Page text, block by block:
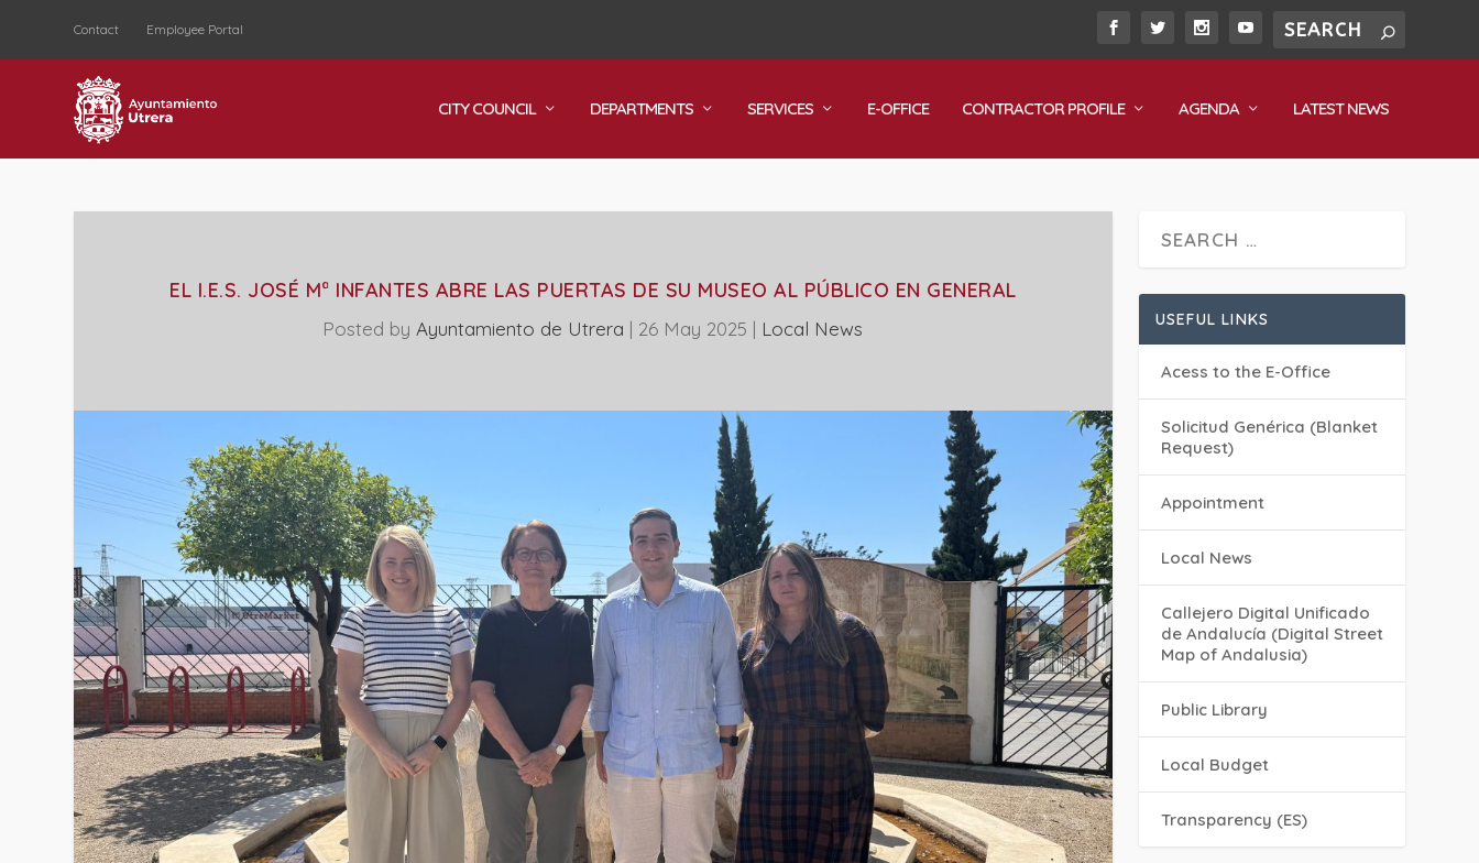
Contact Employee Portal
CITY COUNCIL DEPARTMENTS SERVICES E-OFFICE CONTRACTOR PROFILE AGENDA LATEST NEWS
EL I.E.S. JOSÉ Mª INFANTES ABRE LAS PUERTAS DE SU MUSEO AL PÚBLICO EN GENERAL
Posted byAyuntamiento de Utrera | 26 May 2025 | Local News USEFUL LINKS
Acess to the E-Office
Solicitud Genérica (Blanket
Request)
Appointment
Local News
Callejero Digital Unificado
de Andalucía (Digital Street
Map of Andalusia)
Public Library
Local Budget
Transparency (ES)